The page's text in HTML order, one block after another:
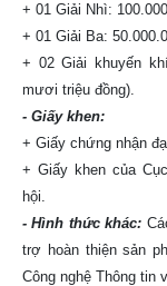
+ 01 Giải Nhì:
+ 01 Giải Ba:
+ 02 Giải khuyến
mươi triệu đồng).
- Giấy khen:
+ Giấy chứng nhận
+ Giấy khen của
hội.
- Hình thức khác:
trợ hoàn thiện sản
Công nghệ Thông tin